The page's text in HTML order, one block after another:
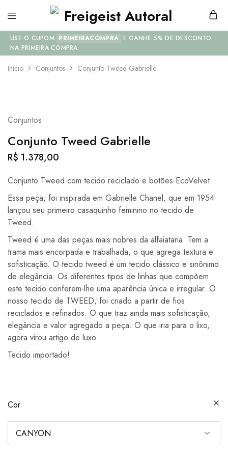
USE O CUPOM PRIMEIRACOMPRA E GANHE 5% DE DESCONTO
NA PRIMEIRA COMPRA
Início Conjuntos Conjunto Tweed Gabrielle
Conjuntos
Conjunto Tweed Gabrielle
R$ 1.378,00
Conjunto Tweed com tecido reciclado e botões EcoVelvet.
Essa peça, foi inspirada em Gabrielle Chanel, que em 1954
lançou seu primeiro casaquinho feminino no tecido de
Tweed.
Tweed é uma das peças mais nobres da alfaiataria. Tem a
trama mais encorpada e trabalhada, o que agrega textura e
sofisticação. O tecido tweed é um tecido clássico e sinônimo
de elegância. Os diferentes tipos de linhas que compõem
este tecido conferem-lhe uma aparência única e irregular. O
nosso tecido de TWEED, foi criado a partir de fios
reciclados e refinados. O que traz ainda mais sofisticação,
elegância e valor agregado a peça. O que iria para o lixo,
agora virou artigo de luxo.
Tecido importado!
Cor